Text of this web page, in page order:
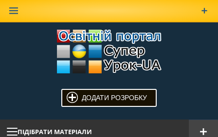
ДОДАТИ РОЗРОБКУ
ПІДІБРАТИ МАТЕРІАЛИ